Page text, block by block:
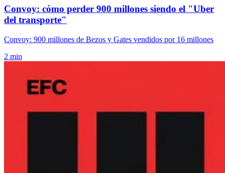
Convoy: cómo perder 900 millones siendo el "Uber
del transporte"
Convoy: 900 millones de Bezos y Gates vendidos por 16 millones
2 min